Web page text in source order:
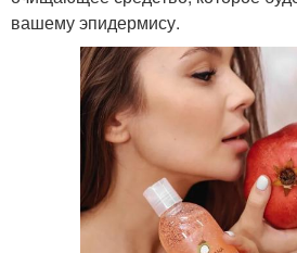
вашему эпидермису.